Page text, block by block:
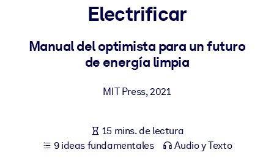
Para LMS/LXP
Integre conocimientos verificados y breves en su LMS/LXP para
Para bibliotecas corporativas
empresariales confiables y listos para usar.
Electrificar
Manual del optimista para un futuro
de energía limpia
MIT Press,2021
15 mins. de lectura
9 ideas fundamentales
Audio y Texto